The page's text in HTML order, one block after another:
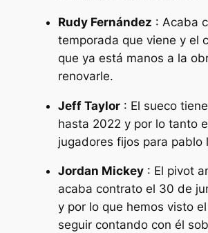
Rudy Fernández : Acaba
temporada que viene y el
que ya está manos a la
renovarle.
Jeff Taylor: El sueco
hasta 2022 y por lo tanto
jugadores fijos para pablo
Jordan Mickey: El pivot
acaba contrato el 30 de
y por lo que hemos visto
seguir contando con él